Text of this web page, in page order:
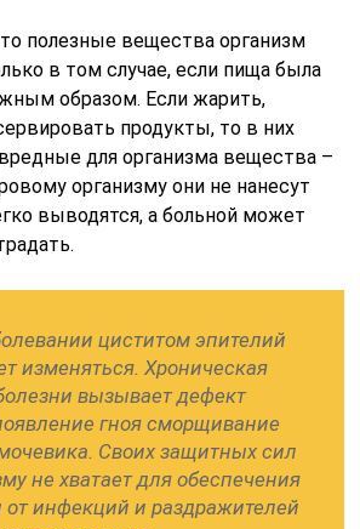
полезные вещества организм
в том случае, если пища была
образом. Если жарить,
продукты, то в них
для организма вещества –
организму они не нанесут
выводятся, а больной может
циститом эпителий
изменяться. Хроническая
вызывает дефект
гноя сморщивание
Своих защитных сил
не хватает для обеспечения
инфекций и раздражителей